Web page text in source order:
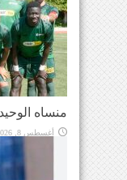
منساه
أغسطس 8, 2026